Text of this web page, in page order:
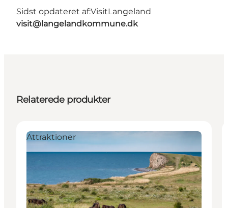
Sidst opdateret af:VisitLangeland
visit@langelandkommune.dk
Relaterede produkter
Attraktioner